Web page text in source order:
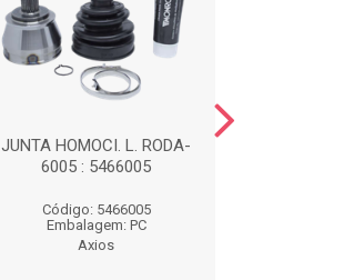
JUNTA HOMOCI. L. RODA-
6005 : 5466005
Código: 5466005
Embalagem: PC
Axios